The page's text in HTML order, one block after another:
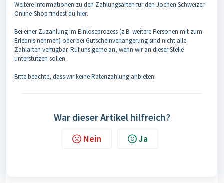
Weitere Informationen zu den Zahlungsarten für den Jochen Schweizer
Online-Shop findest du hier.
Bei einer Zuzahlung im Einlöseprozess (z.B. weitere Personen mit zum
Erlebnis nehmen) oder bei Gutscheinverlängerung sind nicht alle
Zahlarten verfügbar. Ruf uns gerne an, wenn wir an dieser Stelle
unterstützen sollen.
Bitte beachte, dass wir keine Ratenzahlung anbieten.
War dieser Artikel hilfreich?
Nein Ja